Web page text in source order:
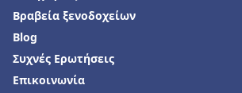
Βραβεία ξενοδοχείων
Blog
Συχνές Ερωτήσεις
Επικοινωνία